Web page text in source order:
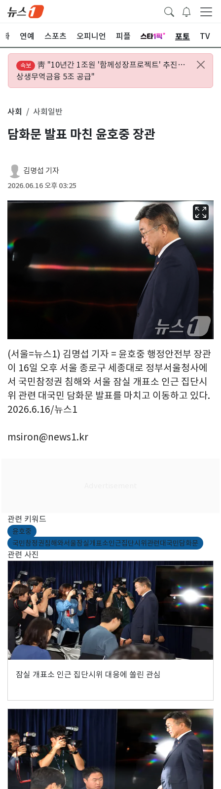
화 연예 스포츠 오피니언 피플 포토 TV
속보
靑 "10년간 1조원 '함께성장프로젝트' 추진…
상생무역금융 5조 공급"
사회 사회일반
담화문 발표 마친 윤호중 장관
김명섭 기자
2026.06.16 오후 03:25
(서울=뉴스1) 김명섭 기자 = 윤호중 행정안전부 장관
이 16일 오후 서울 종로구 세종대로 정부서울청사에
서 국민참정권 침해와 서울 잠실 개표소 인근 집단시
위 관련 대국민 담화문 발표를 마치고 이동하고 있다.
2026.6.16/뉴스1
msiron@news1.kr
관련 키워드
윤호중
국민참정권침해와서울잠실개표소인근집단시위관련대국민담화문
관련 사진
잠실 개표소 인근 집단시위 대응에 쏠린 관심